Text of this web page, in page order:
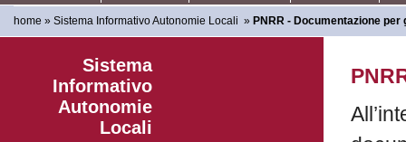
home » Sistema Informativo Autonomie Locali » PNRR - Documentazione per
Sistema
Informativo
Autonomie
Locali